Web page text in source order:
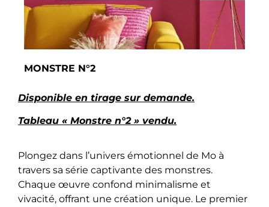
MONSTRE N°2
Disponible en tirage sur demande.
Tableau « Monstre n°2 » vendu.
Plongez dans l’univers émotionnel de Mo à
travers sa série captivante des monstres.
Chaque œuvre confond minimalisme et
vivacité, offrant une création unique. Le premier